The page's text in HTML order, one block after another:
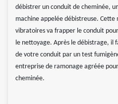
débistrer un conduit de cheminée,
machine appelée débistreuse. Cette
vibratoires va frapper le conduit
le nettoyage. Après le débistrage, il
de votre conduit par un test
entreprise de ramonage agréée
cheminée.